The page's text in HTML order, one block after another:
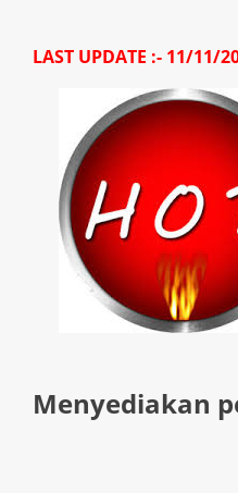
LAST UPDATE :- 11/11/
Menyediakan